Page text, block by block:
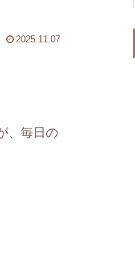
2025.11.07
、毎日の